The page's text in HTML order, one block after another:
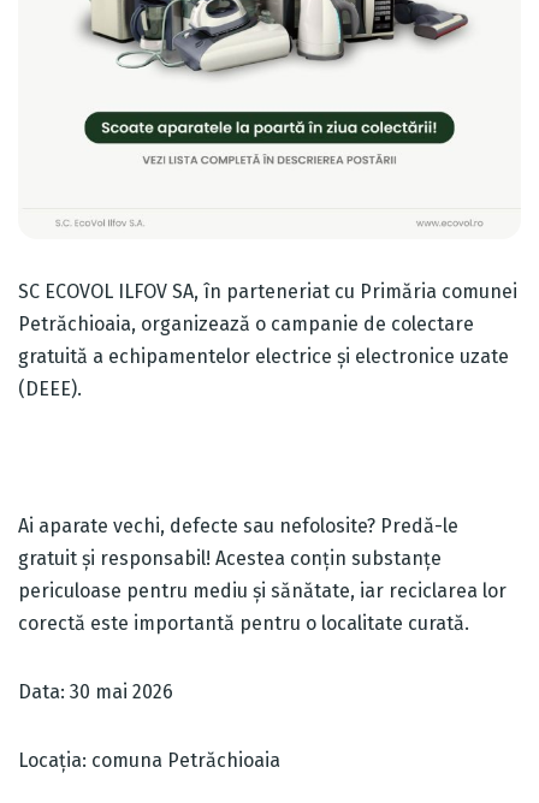
SC ECOVOL ILFOV SA, în parteneriat cu Primăria comunei
Petrăchioaia, organizează o campanie de colectare
gratuită a echipamentelor electrice și electronice uzate
(DEEE).
Ai aparate vechi, defecte sau nefolosite? Predă-le
gratuit și responsabil! Acestea conțin substanțe
periculoase pentru mediu și sănătate, iar reciclarea lor
corectă este importantă pentru o localitate curată.
Data: 30 mai 2026
Locația: comuna Petrăchioaia